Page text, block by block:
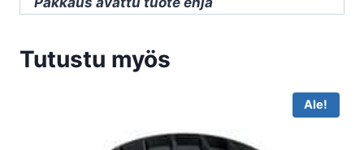
Tutustu myös
Ale!